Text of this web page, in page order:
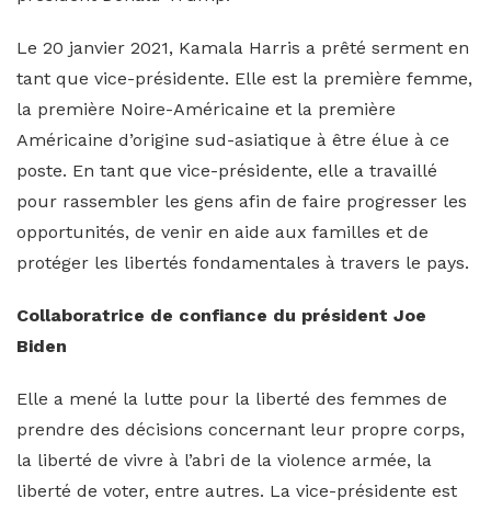
Le 20 janvier 2021, Kamala Harris a prêté serment en
tant que vice-présidente. Elle est la première femme,
la première Noire-Américaine et la première
Américaine d’origine sud-asiatique à être élue à ce
poste. En tant que vice-présidente, elle a travaillé
pour rassembler les gens afin de faire progresser les
opportunités, de venir en aide aux familles et de
protéger les libertés fondamentales à travers le pays.
Collaboratrice de confiance du président Joe
Biden
Elle a mené la lutte pour la liberté des femmes de
prendre des décisions concernant leur propre corps,
la liberté de vivre à l’abri de la violence armée, la
liberté de voter, entre autres. La vice-présidente est